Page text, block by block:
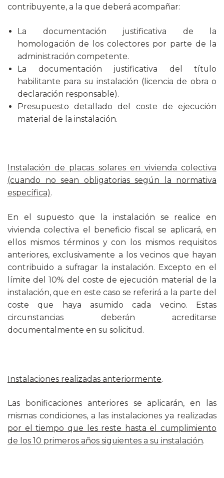
contribuyente, a la que deberá acompañar:
La documentación justificativa de la
homologación de los colectores por parte de la
administración competente.
La documentación justificativa del título
habilitante para su instalación (licencia de obra o
declaración responsable).
Presupuesto detallado del coste de ejecución
material de la instalación.
Instalación de placas solares en vivienda colectiva
(cuando no sean obligatorias según la normativa
específica).
En el supuesto que la instalación se realice en
vivienda colectiva el beneficio fiscal se aplicará, en
ellos mismos términos y con los mismos requisitos
anteriores, exclusivamente a los vecinos que hayan
contribuido a sufragar la instalación. Excepto en el
límite del 10% del coste de ejecución material de la
instalación, que en este caso se referirá a la parte del
coste que haya asumido cada vecino. Estas
circunstancias deberán acreditarse
documentalmente en su solicitud.
Instalaciones realizadas anteriormente.
Las bonificaciones anteriores se aplicarán, en las
mismas condiciones, a las instalaciones ya realizadas
por el tiempo que les reste hasta el cumplimiento
de los 10 primeros años siguientes a su instalación.